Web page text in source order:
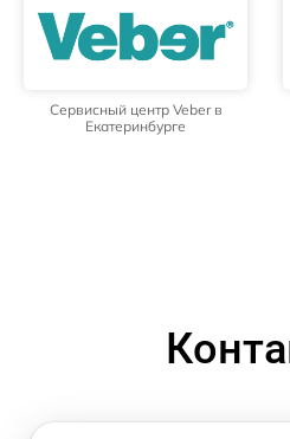
Сервисный центр Veber в
Екатеринбурге